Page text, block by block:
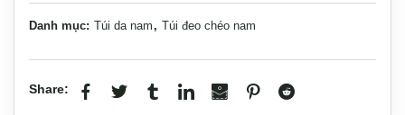
Danh mục: Túi da nam , Túi đeo chéo nam
Share: